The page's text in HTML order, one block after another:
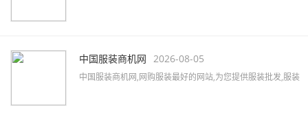
艺品等,致力打造国内最大土特产线上交易市场!
中国服装商机网 2026-08-05
中国服装商机网,网购服装最好的网站,为您提供服装批发,服装